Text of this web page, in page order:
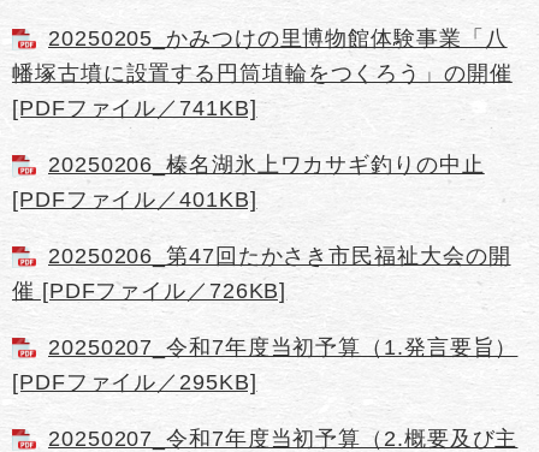
20250205_かみつけの里博物館体験事業「八
幡塚古墳に設置する円筒埴輪をつくろう」の開催
[PDFファイル／741KB]
20250206_榛名湖氷上ワカサギ釣りの中止
[PDFファイル／401KB]
20250206_第47回たかさき市民福祉大会の開
催 [PDFファイル／726KB]
20250207_令和7年度当初予算（1.発言要旨）
[PDFファイル／295KB]
20250207_令和7年度当初予算（2.概要及び主